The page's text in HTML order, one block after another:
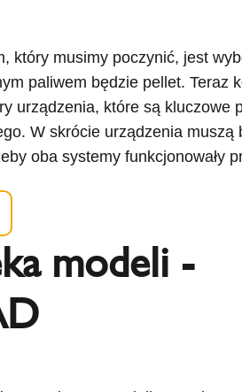
który musimy poczynić, jest
paliwem będzie pellet. Teraz
urządzenia, które są kluczowe
W skrócie urządzenia muszą
oba systemy funkcjonowały
modeli -